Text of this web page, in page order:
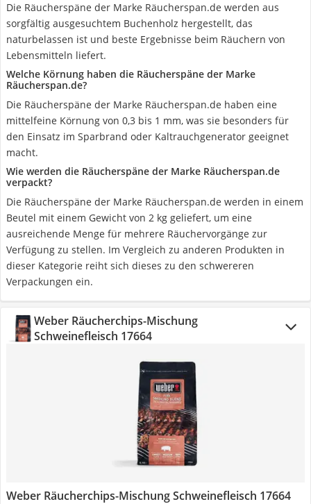
Die Räucherspäne der Marke Räucherspan.de werden aus
sorgfältig ausgesuchtem Buchenholz hergestellt, das
naturbelassen ist und beste Ergebnisse beim Räuchern von
Lebensmitteln liefert.
Welche Körnung haben die Räucherspäne der Marke
Räucherspan.de?
Die Räucherspäne der Marke Räucherspan.de haben eine
mittelfeine Körnung von 0,3 bis 1 mm, was sie besonders für
den Einsatz im Sparbrand oder Kaltrauchgenerator geeignet
macht.
Wie werden die Räucherspäne der Marke Räucherspan.de
verpackt?
Die Räucherspäne der Marke Räucherspan.de werden in einem
Beutel mit einem Gewicht von 2 kg geliefert, um eine
ausreichende Menge für mehrere Räuchervorgänge zur
Verfügung zu stellen. Im Vergleich zu anderen Produkten in
dieser Kategorie reiht sich dieses zu den schwereren
Verpackungen ein.
Weber Räucherchips-Mischung
Schweinefleisch 17664
Weber Räucherchips-Mischung Schweinefleisch 17664